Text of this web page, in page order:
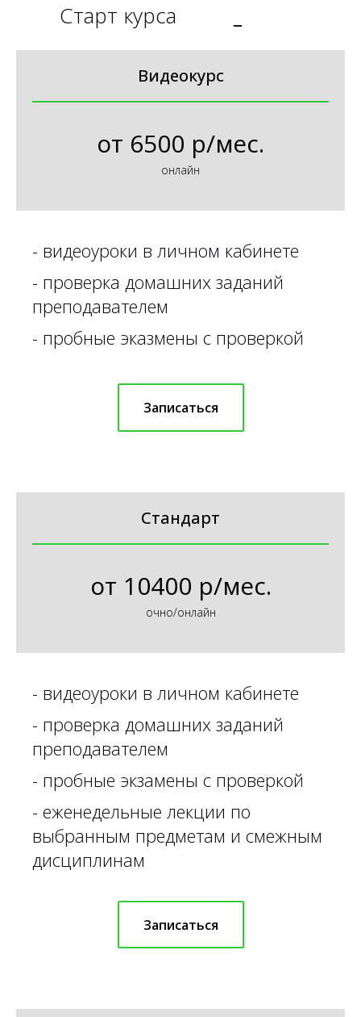
Старт курса
Видеокурс
от 6500 р/мес.
онлайн
- видеоуроки в личном кабинете
- проверка домашних заданий
преподавателем
- пробные эказмены с проверкой
Записаться
Стандарт
от 10400 р/мес.
очно/онлайн
- видеоуроки в личном кабинете
- проверка домашних заданий
преподавателем
- пробные экзамены с проверкой
- еженедельные лекции по
выбранным предметам и смежным
дисциплинам
Записаться